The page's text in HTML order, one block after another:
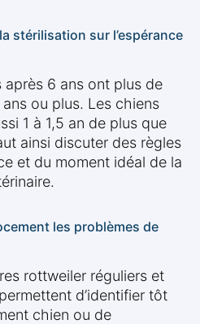
stérilisation sur l’espérance
après 6 ans ont plus de
ou plus. Les chiens
1 à 1,5 an de plus que
ainsi discuter des règles
et du moment idéal de la
les problèmes de
rottweiler réguliers et
d’identifier tôt
chien ou de